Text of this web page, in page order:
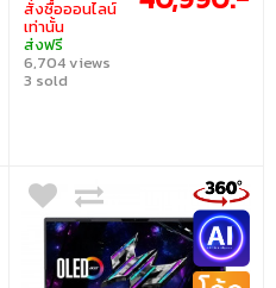
สั่งซื้อออนไลน์
เท่านั้น
ส่งฟรี
6,704 views
3 sold